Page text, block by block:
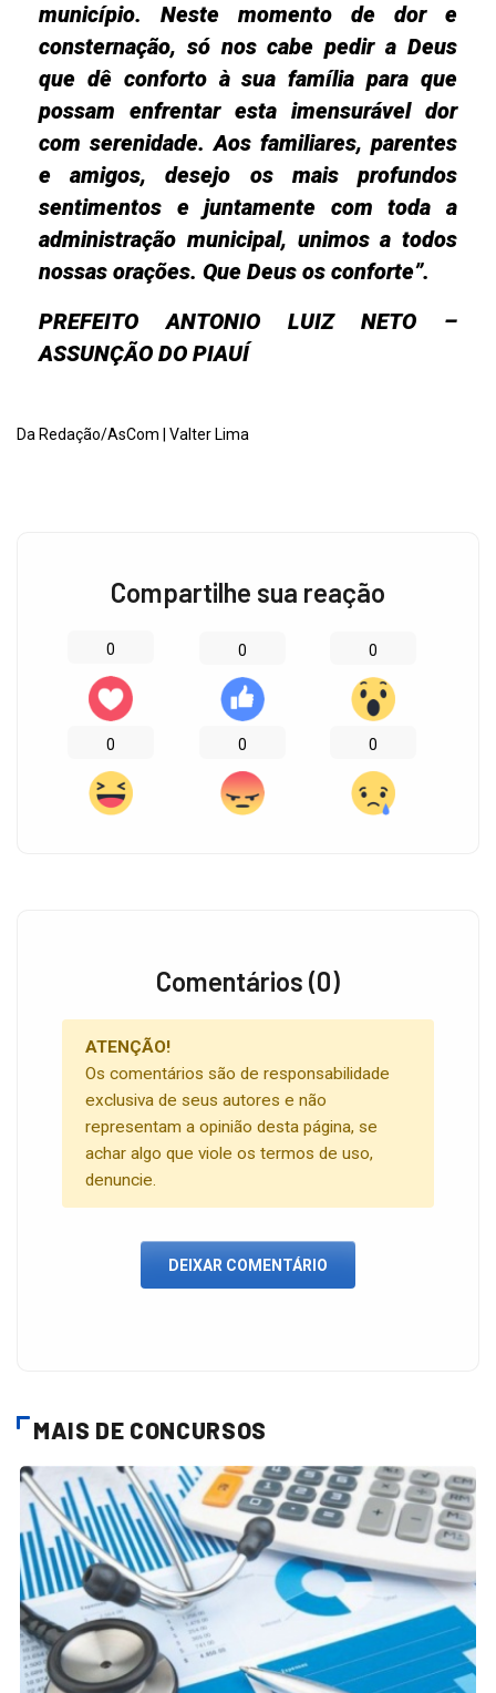
município. Neste momento de dor e
consternação, só nos cabe pedir a Deus
que dê conforto à sua família para que
possam enfrentar esta imensurável dor
com serenidade. Aos familiares, parentes
e amigos, desejo os mais profundos
sentimentos e juntamente com toda a
administração municipal, unimos a todos
nossas orações. Que Deus os conforte”.
PREFEITO ANTONIO LUIZ NETO –
ASSUNÇÃO DO PIAUÍ
Da Redação/AsCom | Valter Lima
Compartilhe sua reação
0 0 0
0 0 0
Comentários (0)
ATENÇÃO!
Os comentários são de responsabilidade
exclusiva de seus autores e não
representam a opinião desta página, se
achar algo que viole os termos de uso,
denuncie.
DEIXAR COMENTÁRIO
MAIS DE CONCURSOS